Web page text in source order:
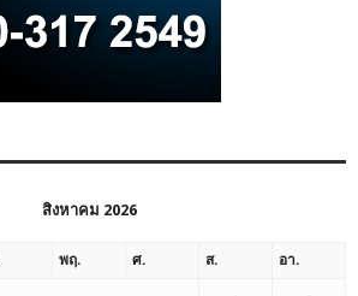
สิงหาคม 2026
พฤ. ศ. ส. อา.